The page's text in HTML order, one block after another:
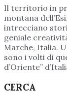
Il territorio in
montana
intrecciano
geniale
Marche, Italia.
sono i volti di
d’Oriente”
CERCA